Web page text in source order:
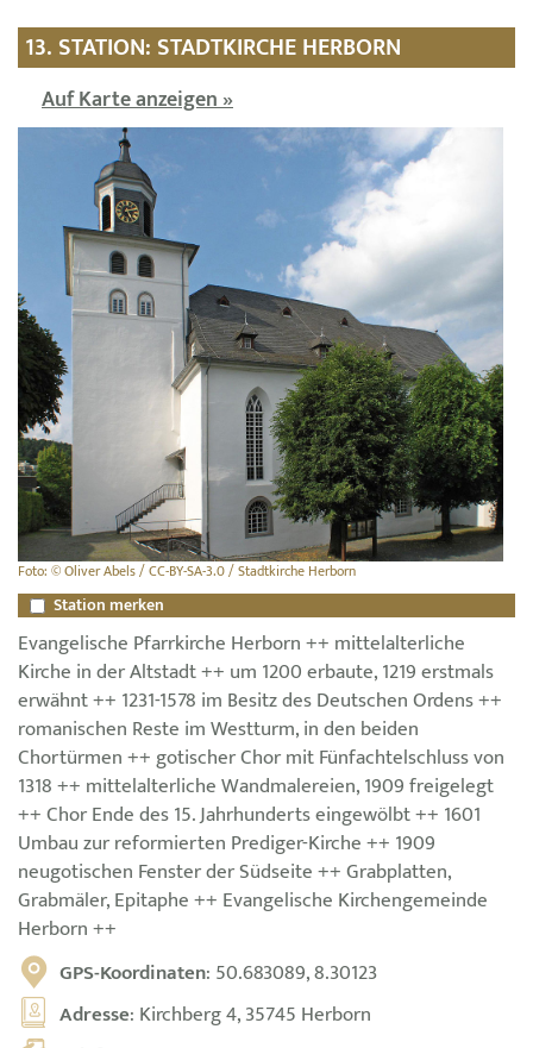
13. STATION: STADTKIRCHE HERBORN
Auf Karte anzeigen »
Foto: © Oliver Abels / CC-BY-SA-3.0 / Stadtkirche Herborn
Station merken
Evangelische Pfarrkirche Herborn ++ mittelalterliche
Kirche in der Altstadt ++ um 1200 erbaute, 1219 erstmals
erwähnt ++ 1231-1578 im Besitz des Deutschen Ordens ++
romanischen Reste im Westturm, in den beiden
Chortürmen ++ gotischer Chor mit Fünfachtelschluss von
1318 ++ mittelalterliche Wandmalereien, 1909 freigelegt
++ Chor Ende des 15. Jahrhunderts eingewölbt ++ 1601
Umbau zur reformierten Prediger-Kirche ++ 1909
neugotischen Fenster der Südseite ++ Grabplatten,
Grabmäler, Epitaphe ++ Evangelische Kirchengemeinde
Herborn ++
GPS-Koordinaten: 50.683089, 8.30123
Adresse: Kirchberg 4, 35745 Herborn